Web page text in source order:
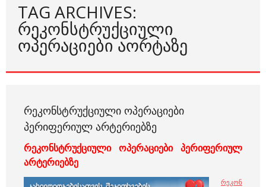
TAG ARCHIVES:
ᲠᲔᲙᲝᲜᲡᲢᲠᲣᲥᲪᲘᲣᲚᲘ
ᲝᲞᲔᲠᲐᲪᲘᲔᲑᲘ ᲐᲝᲠᲢᲐᲖᲔ
ᲠᲔᲙᲝᲜᲡᲢᲠᲣᲥᲪᲘᲣᲚᲘ ᲝᲞᲔᲠᲐᲪᲘᲔᲑᲘ
ᲞᲔᲠᲘᲤᲔᲠᲘᲣᲚ ᲐᲠᲢᲔᲠᲘᲔᲑᲖᲔ
რეკონსტრუქციული ოპერაციები პერიფერიულ
არტერიებზე
რეკონ